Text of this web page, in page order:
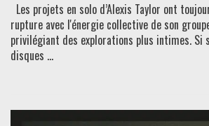
Les projets en solo d’Alexis Taylor ont
rupture avec l'énergie collective de son
privilégiant des explorations plus intimes. Si
disques ...